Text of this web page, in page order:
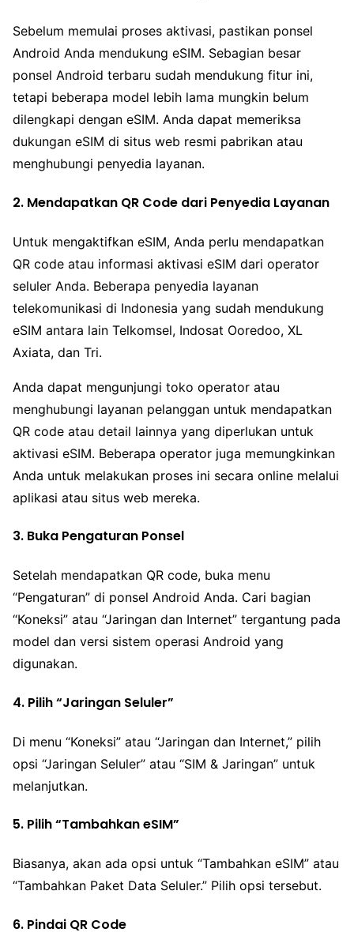
Sebelum memulai proses aktivasi, pastikan ponsel
Android Anda mendukung eSIM. Sebagian besar
ponsel Android terbaru sudah mendukung fitur ini,
tetapi beberapa model lebih lama mungkin belum
dilengkapi dengan eSIM. Anda dapat memeriksa
dukungan eSIM di situs web resmi pabrikan atau
menghubungi penyedia layanan.
2. Mendapatkan QR Code dari Penyedia Layanan
Untuk mengaktifkan eSIM, Anda perlu mendapatkan
QR code atau informasi aktivasi eSIM dari operator
seluler Anda. Beberapa penyedia layanan
telekomunikasi di Indonesia yang sudah mendukung
eSIM antara lain Telkomsel, Indosat Ooredoo, XL
Axiata, dan Tri.
Anda dapat mengunjungi toko operator atau
menghubungi layanan pelanggan untuk mendapatkan
QR code atau detail lainnya yang diperlukan untuk
aktivasi eSIM. Beberapa operator juga memungkinkan
Anda untuk melakukan proses ini secara online melalui
aplikasi atau situs web mereka.
3. Buka Pengaturan Ponsel
Setelah mendapatkan QR code, buka menu
“Pengaturan” di ponsel Android Anda. Cari bagian
“Koneksi” atau “Jaringan dan Internet” tergantung pada
model dan versi sistem operasi Android yang
digunakan.
4. Pilih “Jaringan Seluler”
Di menu “Koneksi” atau “Jaringan dan Internet,” pilih
opsi “Jaringan Seluler” atau “SIM & Jaringan” untuk
melanjutkan.
5. Pilih “Tambahkan eSIM”
Biasanya, akan ada opsi untuk “Tambahkan eSIM” atau
“Tambahkan Paket Data Seluler.” Pilih opsi tersebut.
6. Pindai QR Code